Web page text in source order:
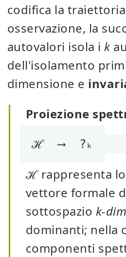
codifica la
osservazione, la
autovalori isola ik
dell'isolamento
dimensione e
Proiezione
ℋ  ⟶  ?ₖ
ℋrappresenta
vettore formale
sottospazio k-
dominanti; nella
componenti